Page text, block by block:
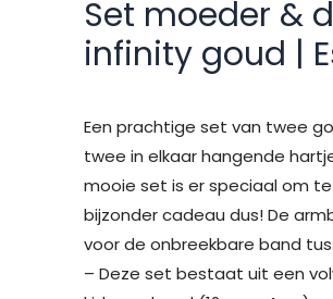
Set moeder &
infinity goud |
Een prachtige set van twee
twee in elkaar hangende
mooie set is er speciaal om
bijzonder cadeau dus! De
voor de onbreekbare band
– Deze set bestaat uit een